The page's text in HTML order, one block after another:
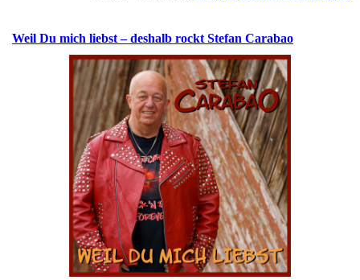
Weil Du mich liebst – deshalb rockt Stefan Carabao